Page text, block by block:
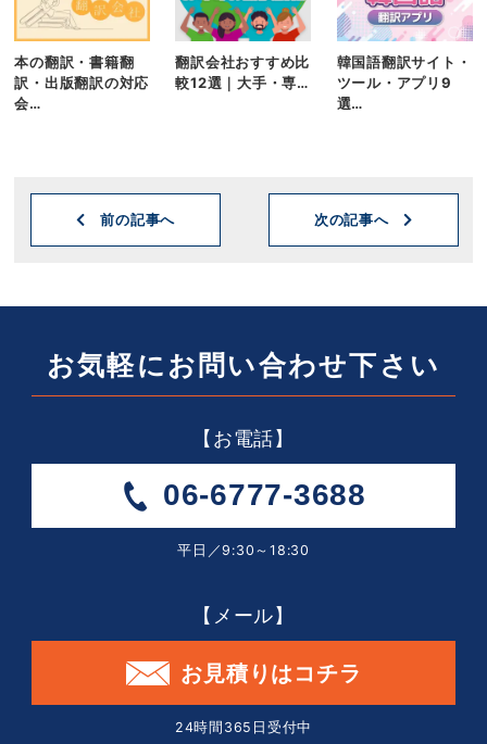
本の翻訳・書籍翻
訳・出版翻訳の対応
会…
翻訳会社おすすめ比
較12選｜大手・専…
韓国語翻訳サイト・
ツール・アプリ9
選…
前の記事へ 次の記事へ
お気軽にお問い合わせ下さい
【お電話】
06-6777-3688
平日／9:30～18:30
【メール】
お見積りはコチラ
24時間365日受付中